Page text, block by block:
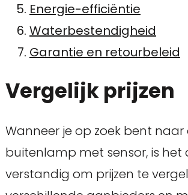
Energie-efficiëntie
Waterbestendigheid
Garantie en retourbeleid
Vergelijk prijzen
Wanneer je op zoek bent naar
buitenlamp met sensor, is het
verstandig om prijzen te